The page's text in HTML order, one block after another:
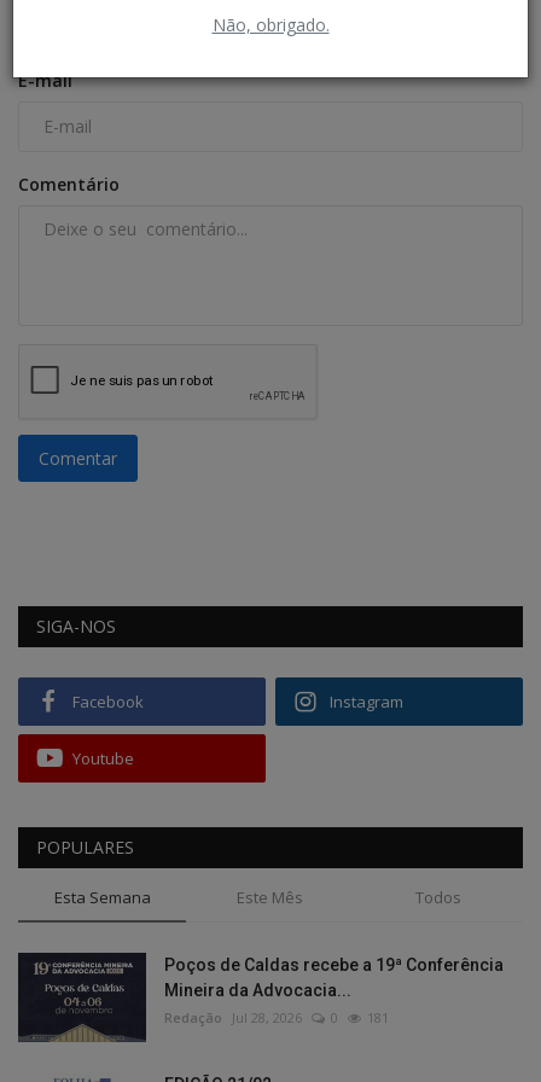
Não, obrigado.
E-mail
Comentário
Comentar
SIGA-NOS
Facebook Instagram
Youtube
POPULARES
Esta Semana Este Mês Todos
Poços de Caldas recebe a 19ª Conferência
Mineira da Advocacia...
Redação Jul 28, 2026 0 181